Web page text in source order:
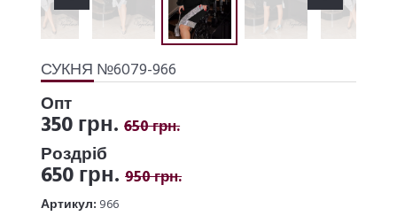
СУКНЯ №6079-966
Опт
350 грн. 650 грн.
Роздріб
650 грн. 950 грн.
Артикул: 966